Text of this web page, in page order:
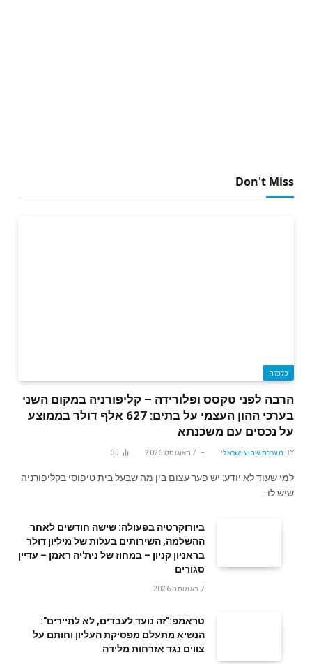
Don't Miss
כלכלה
הרבה לפני טקסס ופלורידה – קליפורניה במקום השני
בערכי ההון העצמי על בתים: 627 אלף דולר בממוצע
על נכסים עם משכנתא
BY מערכת שבוע ישראלי 7 באוגוסט 2026 35
למי שעוד לא יודע: יש פער עצום בין מה שבעל בית טיפוסי בקליפורניה
שיש לו…
ביורוקרטיה בפעולה: שישה חודשים לאחר
ההשלמה, השירותים בעלות של מיליון דולר
בראניון קניון – במחוז של נית'יה ראמן – עדיין
סגורים
7 באוגוסט 2026
טראמפ:"זה נועד לעבדים, לא לתיירים":
הנשיא מתעלם מפסיקת העליון וחותם על
צווים נגד אזרחות מלידה